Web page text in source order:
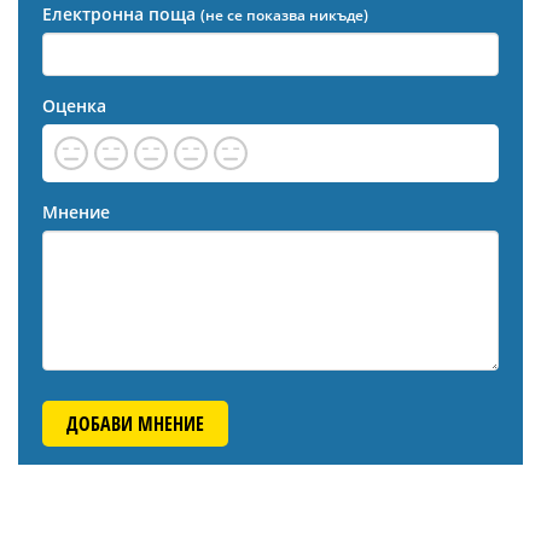
Електронна поща (не се показва никъде)
Оценка
Мнение
ДОБАВИ МНЕНИЕ